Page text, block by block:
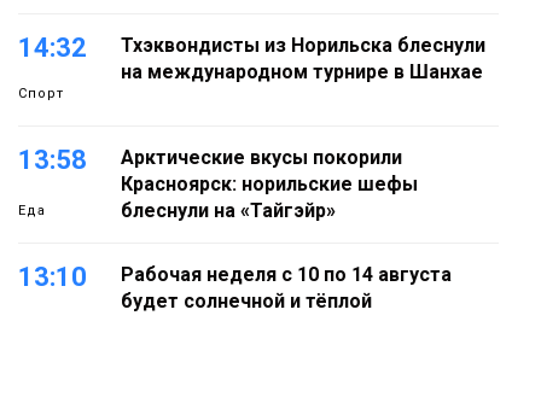
14:32
Спорт
Тхэквондисты из Норильска блеснули
на международном турнире в Шанхае
13:58
Еда
Арктические вкусы покорили
Красноярск: норильские шефы
блеснули на «Тайгэйр»
13:10
Рабочая неделя с 10 по 14 августа
будет солнечной и тёплой